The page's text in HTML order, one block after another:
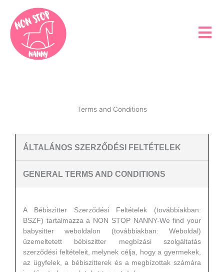
content
Terms and Conditions
ÁLTALÁNOS SZERZŐDÉSI FELTÉTELEK
GENERAL TERMS AND CONDITIONS
A Bébiszitter Szerződési Feltételek (továbbiakban:
BSZF) tartalmazza a NON STOP NANNY-We find your
babysitter weboldalon (továbbiakban: Weboldal)
üzemeltetett bébiszitter megbízási szolgáltatás
szerződési feltételeit, melynek célja, hogy a gyermekek,
az ügyfelek, a bébiszitterek és a megbízottak számára